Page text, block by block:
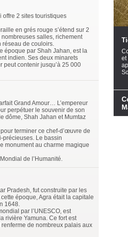
offre 2 sites touristiques
en grés rouge s’étend sur 2
salles, richement
réseau de couloirs.
époque par Shah Jahan, est la
indien. Ses deux minarets
peut contenir jusqu’à 25 000
Grand Amour… L’empereur
perpétuer le souvenir de son
dôme, Shah Jahan et Mumtaz
terminer ce chef-d’œuvre de
précieuses. Le bassin
monument au charme magique
de l’Humanité.
Pradesh, fut construite par les
époque, Agra était la capitale
1648.
par l’UNESCO, est
rivière Yamuna. Ce fort est
de nombreux palais aux
et